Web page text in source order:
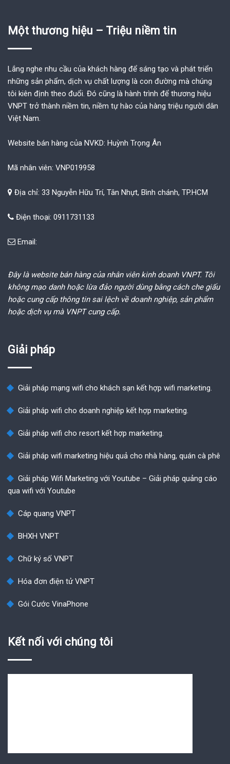
Một thương hiệu – Triệu niềm tin
Lắng nghe nhu cầu của khách hàng để sáng tạo và phát triển
những sản phẩm, dịch vụ chất lượng là con đường mà chúng
tôi kiên định theo đuổi. Đó cũng là hành trình để thương hiệu
VNPT trở thành niềm tin, niềm tự hào của hàng triệu người dân
Việt Nam.
Website bán hàng của NVKD: Huỳnh Trọng Ân
Mã nhân viên: VNP019958
Địa chỉ: 33 Nguyễn Hữu Trí, Tân Nhựt, Bình chánh, TP.HCM
Điện thoại: 0911731133
Email:
Đây là website bán hàng của nhân viên kinh doanh VNPT. Tôi
không mạo danh hoặc lừa đảo người dùng bằng cách che giấu
hoặc cung cấp thông tin sai lệch về doanh nghiệp, sản phẩm
hoặc dịch vụ mà VNPT cung cấp.
Giải pháp
Giải pháp mạng wifi cho khách sạn kết hợp wifi marketing.
Giải pháp wifi cho doanh nghiệp kết hợp marketing.
Giải pháp wifi cho resort kết hợp marketing.
Giải pháp wifi marketing hiệu quả cho nhà hàng, quán cà phê
Giải pháp Wifi Marketing với Youtube – Giải pháp quảng cáo
qua wifi với Youtube
Cáp quang VNPT
BHXH VNPT
Chữ ký số VNPT
Hóa đơn điện tử VNPT
Gói Cước VinaPhone
Kết nối với chúng tôi